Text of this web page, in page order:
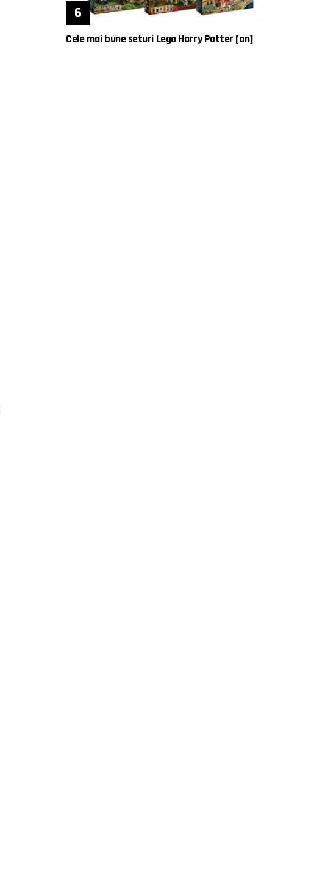
Cele mai bune seturi Lego Harry Potter [an]